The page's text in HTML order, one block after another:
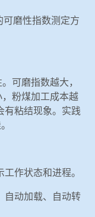
磨性指数测定方
可磨指数越大，
粉煤加工成本越
有粘结现象。实践
作状态和进程。
动加载、自动转